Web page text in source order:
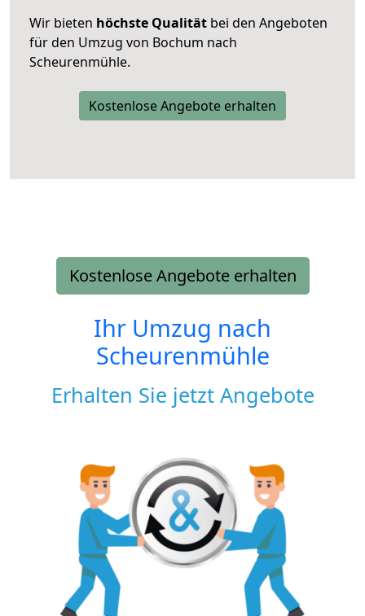
Wir bieten höchste Qualität bei den Angeboten
für den Umzug von Bochum nach
Scheurenmühle.
Kostenlose Angebote erhalten
Kostenlose Angebote erhalten
Ihr Umzug nach
Scheurenmühle
Erhalten Sie jetzt Angebote